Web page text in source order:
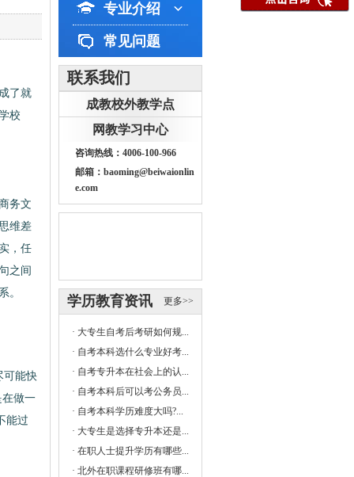
了就
校
务文
维差
，任
之间
。
能快
做一
能过
专业介绍
常见问题
联系我们
成教校外教学点
网教学习中心
咨询热线：4006-100-966
邮箱：baoming@beiwaionlin
e.com
更多>>
学历教育资讯
· 大专生自考后考研如何规...
· 自考本科选什么专业好考...
· 自考专升本在社会上的认...
· 自考本科后可以考公务员...
· 自考本科学历难度大吗?...
· 大专生是选择专升本还是...
· 在职人士提升学历有哪些...
· 北外在职课程研修班有哪...